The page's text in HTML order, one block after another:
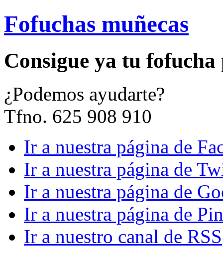
Fofuchas muñecas
Consigue ya tu
¿Podemos ayudarte?
Tfno. 625 908 910
Ir a nuestra página de
Ir a nuestra página de
Ir a nuestra página de
Ir a nuestra página de
Ir a nuestro canal de RSS